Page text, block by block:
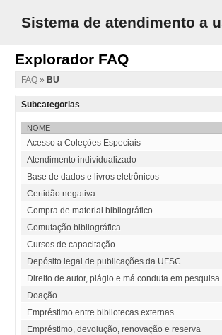
Sistema de atendimento a
Explorador FAQ
FAQ » BU
Subcategorias
NOME
Acesso a Coleções Especiais
Atendimento individualizado
Base de dados e livros eletrônicos
Certidão negativa
Compra de material bibliográfico
Comutação bibliográfica
Cursos de capacitação
Depósito legal de publicações da UFSC
Direito de autor, plágio e má conduta em pesquisa
Doação
Empréstimo entre bibliotecas externas
Empréstimo, devolução, renovação e reserva